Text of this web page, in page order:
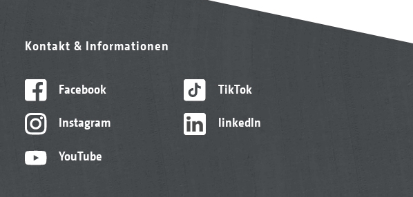
Kontakt & Informationen
Facebook
Instagram
YouTube
TikTok
linkedIn